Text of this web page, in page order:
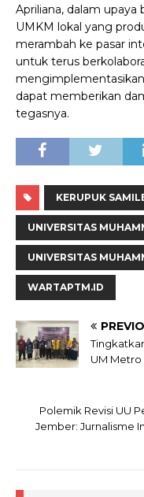
Apriliana, dalam
UMKM lokal yang
merambah ke pasar
untuk terus
dapat memberikan
tegasnya.
KERUPUK
UNIVERSITAS
UNIVERSITAS
WARTAPTM.ID
UM Metro
Polemik Revisi UU
Jember: Jurnalisme